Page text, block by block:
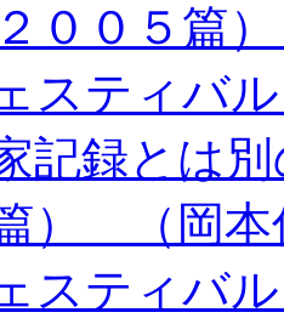
００５篇
スティバ
記録とは
） （岡本
スティバ